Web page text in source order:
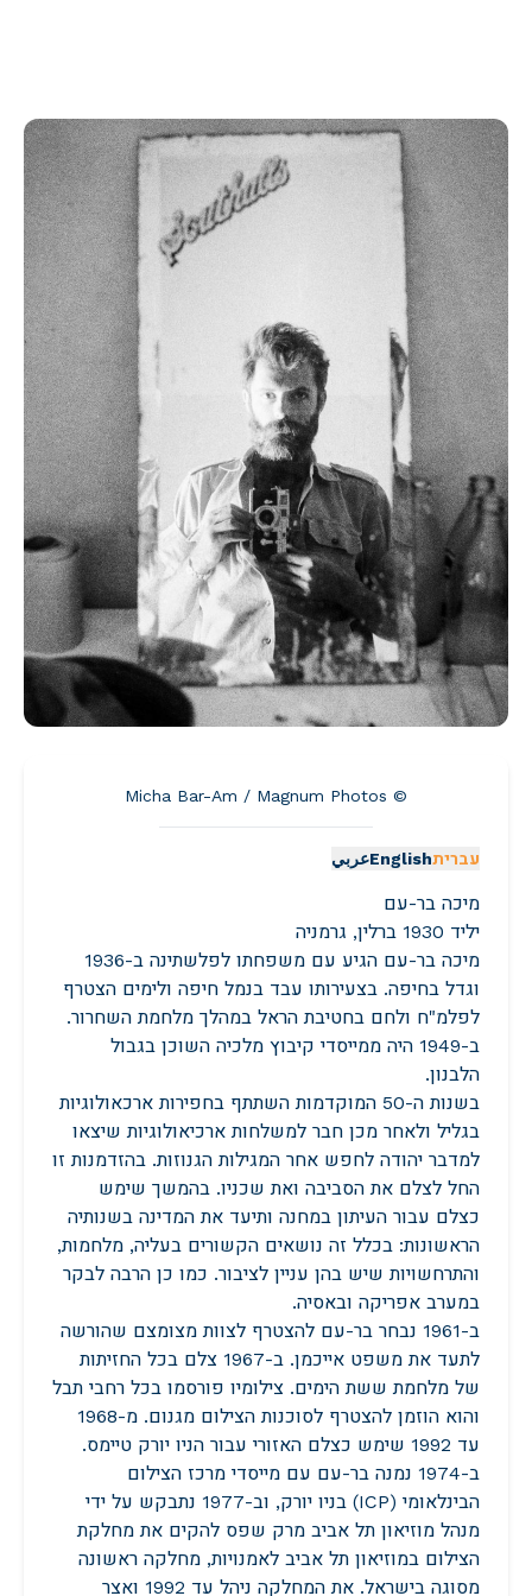
© Micha Bar-Am / Magnum Photos
עבריתEnglishعربي
מיכה בר-עם
יליד 1930 ברלין, גרמניה
מיכה בר-עם הגיע עם משפחתו לפלשתינה ב-1936
וגדל בחיפה. בצעירותו עבד בנמל חיפה ולימים הצטרף
לפלמ"ח ולחם בחטיבת הראל במהלך מלחמת השחרור.
ב-1949 היה ממייסדי קיבוץ מלכיה השוכן בגבול
הלבנון.
בשנות ה-50 המוקדמות השתתף בחפירות ארכאולוגיות
בגליל ולאחר מכן חבר למשלחות ארכיאולוגיות שיצאו
למדבר יהודה לחפש אחר המגילות הגנוזות. בהזדמנות זו
החל לצלם את הסביבה ואת שכניו. בהמשך שימש
כצלם עבור העיתון במחנה ותיעד את המדינה בשנותיה
הראשונות: בכלל זה נושאים הקשורים בעליה, מלחמות,
והתרחשויות שיש בהן עניין לציבור. כמו כן הרבה לבקר
במערב אפריקה ובאסיה.
ב-1961 נבחר בר-עם להצטרף לצוות מצומצם שהורשה
לתעד את משפט אייכמן. ב-1967 צלם בכל החזיתות
של מלחמת ששת הימים. צילומיו פורסמו בכל רחבי תבל
והוא הוזמן להצטרף לסוכנות הצילום מגנום. מ-1968
עד 1992 שימש כצלם האזורי עבור הניו יורק טיימס.
ב-1974 נמנה בר-עם עם מייסדי מרכז הצילום
הבינלאומי (ICP) בניו יורק, וב-1977 נתבקש על ידי
מנהל מוזיאון תל אביב מרק שפס להקים את מחלקת
הצילום במוזיאון תל אביב לאמנויות, מחלקה ראשונה
מסוגה בישראל. את המחלקה ניהל עד 1992 ואצר